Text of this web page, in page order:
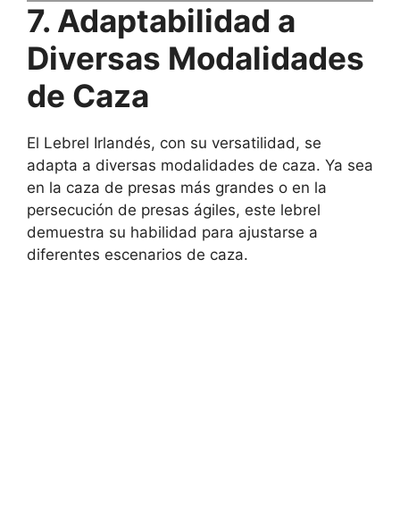
7. Adaptabilidad a
Diversas Modalidades
de Caza
El Lebrel Irlandés, con su versatilidad, se
adapta a diversas modalidades de caza. Ya sea
en la caza de presas más grandes o en la
persecución de presas ágiles, este lebrel
demuestra su habilidad para ajustarse a
diferentes escenarios de caza.